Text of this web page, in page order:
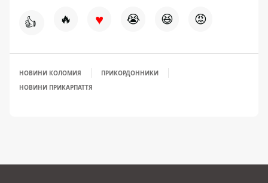
👍 🔥 ♥ 😭 😆 😡
НОВИНИ КОЛОМИЯ
ПРИКОРДОННИКИ
НОВИНИ ПРИКАРПАТТЯ